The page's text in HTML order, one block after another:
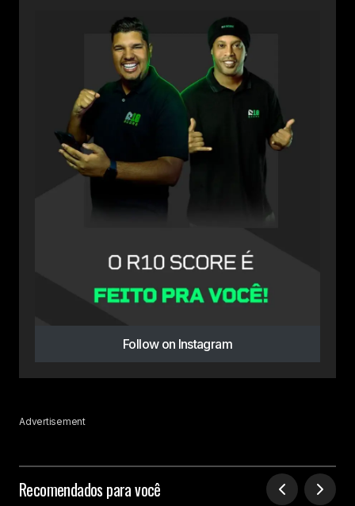
Follow on Instagram
Advertisement
Recomendados para você